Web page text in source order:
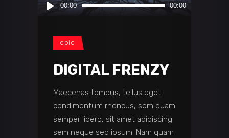
00:00 00:00
epic
DIGITAL FRENZY
Maecenas tempus, tellus eget
condimentum rhoncus, sem quam
semper libero, sit amet adipiscing
sem neque sed ipsum. Nam quam